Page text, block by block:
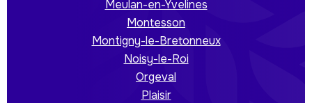
Meulan-en-Yvelines
Montesson
Montigny-le-Bretonneux
Noisy-le-Roi
Orgeval
Plaisir